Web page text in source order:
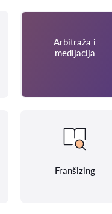
Arbitraža i
medijacija
Franšizing